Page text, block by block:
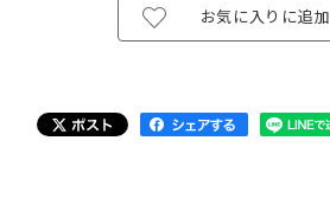
お気に入りに追加